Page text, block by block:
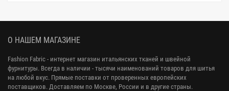
О НАШЕМ МАГАЗИНЕ
Fashion Fabric - интернет магазин итальянских тканей и швейной
фурнитуры. Всегда в наличии - тысячи наименований товаров для шитья
на любой вкус. Прямые поставки от проверенных европейских
поставщиков. Доставляем по Москве, России и в другие страны.